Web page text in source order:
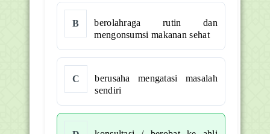
B
berolahraga rutin dan
mengonsumsi makanan sehat
C
berusaha mengatasi masalah
sendiri